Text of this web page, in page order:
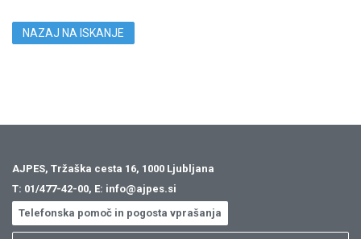
NAZAJ NA ISKANJE
AJPES, Tržaška cesta 16, 1000 Ljubljana
T: 01/477-42-00, E: info@ajpes.si
Telefonska pomoč in pogosta vprašanja